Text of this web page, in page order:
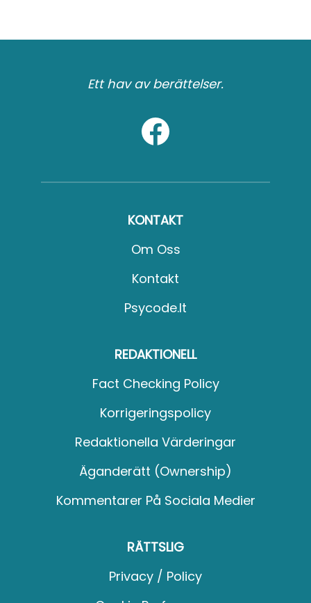
Ett hav av berättelser.
KONTAKT
Om Oss
Kontakt
Psycode.it
REDAKTIONELL
Fact Checking Policy
Korrigeringspolicy
Redaktionella Värderingar
Äganderätt (Ownership)
Kommentarer På Sociala Medier
RÄTTSLIG
Privacy / Policy